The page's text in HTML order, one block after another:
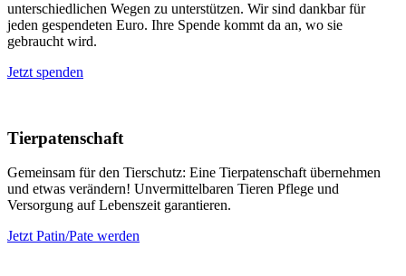
unterschiedlichen Wegen zu unterstützen. Wir sind dankbar für
jeden gespendeten Euro. Ihre Spende kommt da an, wo sie
gebraucht wird.
Jetzt spenden
Tierpatenschaft
Gemeinsam für den Tierschutz: Eine Tierpatenschaft übernehmen
und etwas verändern! Unvermittelbaren Tieren Pflege und
Versorgung auf Lebenszeit garantieren.
Jetzt Patin/Pate werden